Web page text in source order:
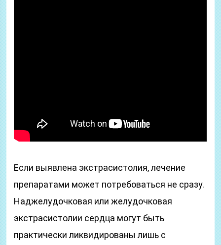
Если выявлена экстрасистолия, лечение
препаратами может потребоваться не сразу.
Наджелудочковая или желудочковая
экстрасистолии сердца могут быть
практически ликвидированы лишь с